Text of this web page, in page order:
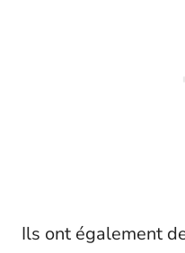
Ils ont également